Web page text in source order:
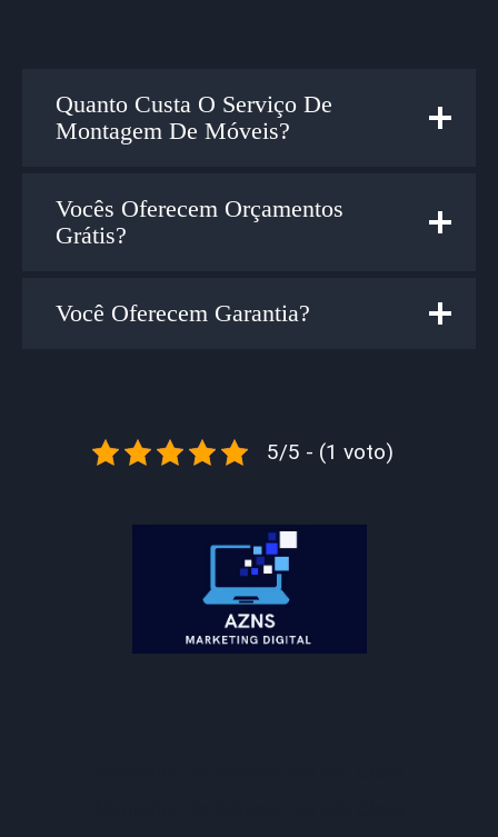
Quanto Custa O Serviço De
Montagem De Móveis?
Vocês Oferecem Orçamentos
Grátis?
Você Oferecem Garantia?
5/5 - (1 voto)